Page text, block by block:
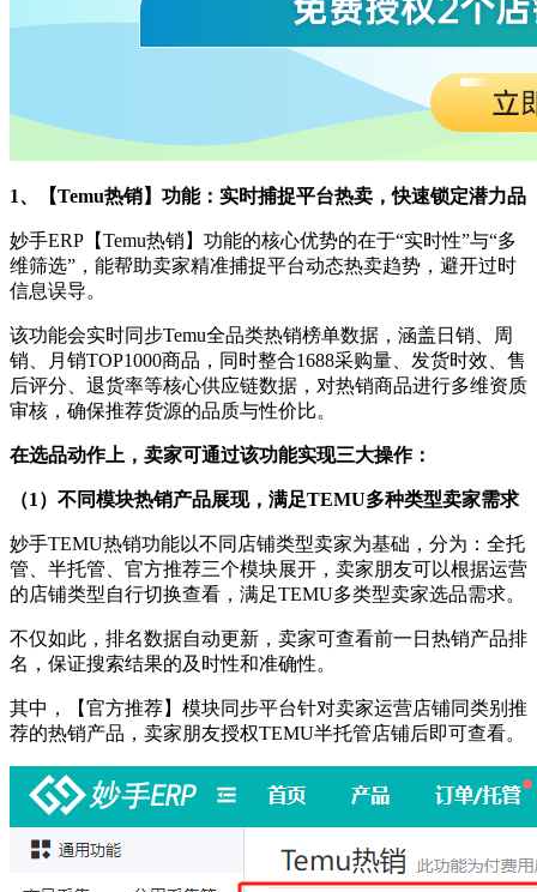
1、【Temu热销】功能：实时捕捉平台热卖，快速锁定潜力品
妙手ERP【Temu热销】功能的核心优势的在于“实时性”与“多
维筛选”，能帮助卖家精准捕捉平台动态热卖趋势，避开过时
信息误导。
该功能会实时同步Temu全品类热销榜单数据，涵盖日销、周
销、月销TOP1000商品，同时整合1688采购量、发货时效、售
后评分、退货率等核心供应链数据，对热销商品进行多维资质
审核，确保推荐货源的品质与性价比。
在选品动作上，卖家可通过该功能实现三大操作：
（1） 不同模块热销产品展现，满足TEMU多种类型卖家需求
妙手TEMU热销功能以不同店铺类型卖家为基础，分为：全托
管、半托管、官方推荐三个模块展开，卖家朋友可以根据运营
的店铺类型自行切换查看，满足TEMU多类型卖家选品需求。
不仅如此，排名数据自动更新，卖家可查看前一日热销产品排
名，保证搜索结果的及时性和准确性。
其中，【官方推荐】模块同步平台针对卖家运营店铺同类别推
荐的热销产品，卖家朋友授权TEMU半托管店铺后即可查看。